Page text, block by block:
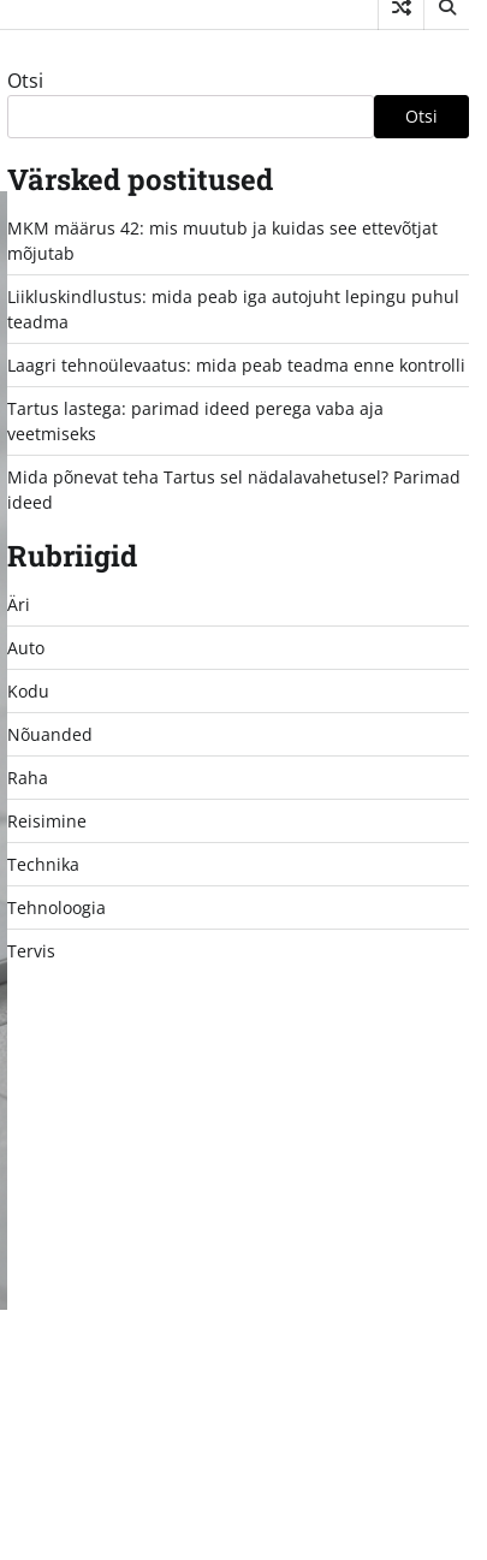
Otsi
Otsi
Värsked postitused
MKM määrus 42: mis muutub ja kuidas see ettevõtjat
mõjutab
Liikluskindlustus: mida peab iga autojuht lepingu puhul
teadma
Laagri tehnoülevaatus: mida peab teadma enne kontrolli
Tartus lastega: parimad ideed perega vaba aja
veetmiseks
Mida põnevat teha Tartus sel nädalavahetusel? Parimad
ideed
Rubriigid
Äri
Auto
Kodu
Nõuanded
Raha
Reisimine
Technika
Tehnoloogia
Tervis